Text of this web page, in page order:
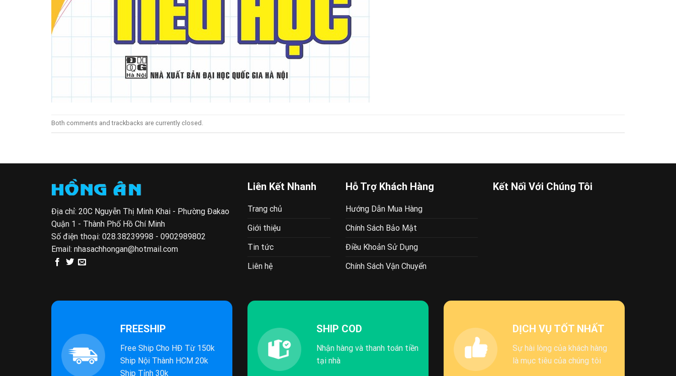
Both comments and trackbacks are currently closed.
Địa chỉ: 20C Nguyễn Thị Minh Khai - Phường Đakao
Quận 1 - Thành Phố Hồ Chí Minh
Số điện thoại: 028.38239998 - 0902989802
Email: nhasachhongan@hotmail.com
Liên Kết Nhanh
Trang chủ
Giới thiệu
Tin tức
Liên hệ
Hỗ Trợ Khách Hàng
Hướng Dẫn Mua Hàng
Chính Sách Bảo Mật
Điều Khoản Sử Dụng
Chính Sách Vận Chuyển
Kết Nối Với Chúng Tôi
FREESHIP
Free Ship Cho HĐ Từ 150k
Ship Nội Thành HCM 20k
Ship Tỉnh 30k
SHIP COD
Nhận hàng và thanh toán tiền
tại nhà
DỊCH VỤ TỐT NHẤT
Sự hài lòng của khách hàng
là mục tiêu của chúng tôi